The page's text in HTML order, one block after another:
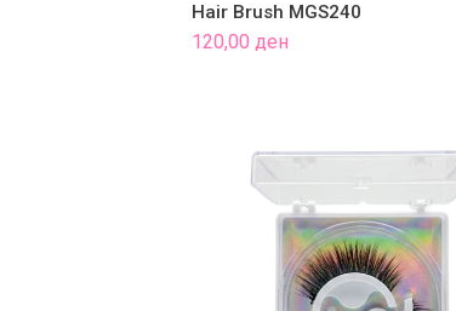
Hair Brush MGS240
120,00 ден